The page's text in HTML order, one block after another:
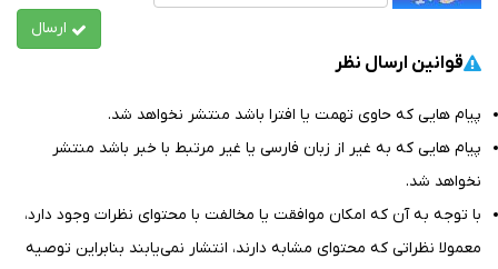
ارسال
قوانین ارسال نظر
پیام هایی که حاوی تهمت یا افترا باشد منتشر نخواهد شد.
پیام هایی که به غیر از زبان فارسی یا غیر مرتبط با خبر باشد منتشر
نخواهد شد.
با توجه به آن که امکان موافقت یا مخالفت با محتوای نظرات وجود دارد،
معمولا نظراتی که محتوای مشابه دارند، انتشار نمی‌یابند بنابراین توصيه